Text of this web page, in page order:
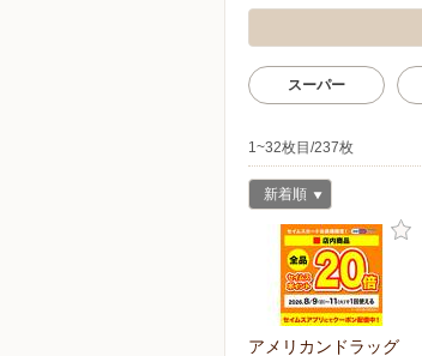
スーパー
1~32枚目/237枚
新着順
アメリカンドラッグ